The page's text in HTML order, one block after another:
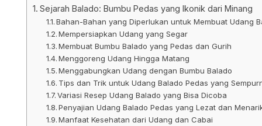
Sejarah Balado: Bumbu Pedas yang Ikonik dari Minang
Bahan-Bahan yang Diperlukan untuk Membuat Udang
Mempersiapkan Udang yang Segar
Membuat Bumbu Balado yang Pedas dan Gurih
Menggoreng Udang Hingga Matang
Menggabungkan Udang dengan Bumbu Balado
Tips dan Trik untuk Udang Balado Pedas yang
Variasi Resep Udang Balado yang Bisa Dicoba
Penyajian Udang Balado Pedas yang Lezat dan
Manfaat Kesehatan dari Udang dan Cabai